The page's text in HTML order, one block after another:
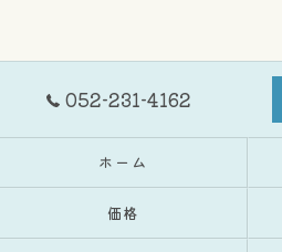
052-231-4162
ホーム
価格